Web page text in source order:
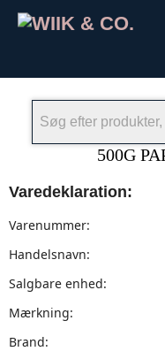
500G
Varedeklaration:
Varenummer:
Handelsnavn:
Salgbare enhed:
Mærkning:
Brand: